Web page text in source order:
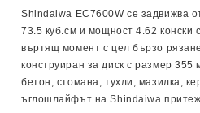
Shindaiwa EC7600W се задвижва
73.5 куб.см и мощност 4.62 конски
въртящ момент с цел бързо
конструиран за диск с размер 355
бетон, стомана, тухли, мазилка,
ъглошлайфът на Shindaiwa